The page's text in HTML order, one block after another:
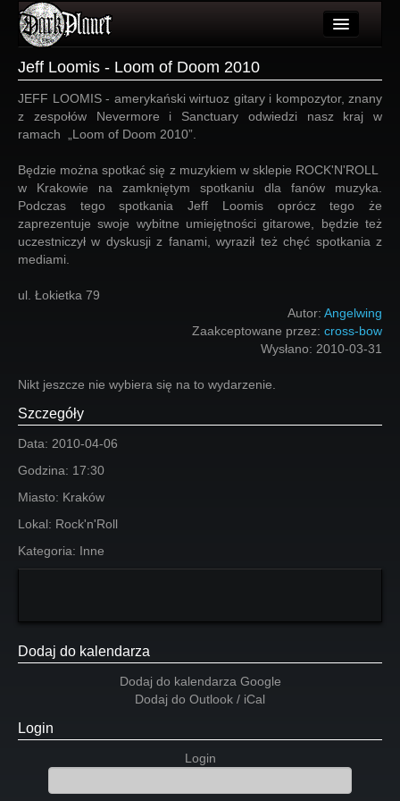
Wydarzenia
Forum
Więcej
Login
Jeff Loomis - Loom of Doom 2010
JEFF LOOMIS - amerykański wirtuoz gitary i kompozytor, znany
z zespołów Nevermore i Sanctuary odwiedzi nasz kraj w
ramach „Loom of Doom 2010”.
Będzie można spotkać się z muzykiem w sklepie ROCK'N'ROLL
w Krakowie na zamkniętym spotkaniu dla fanów muzyka.
Podczas tego spotkania Jeff Loomis oprócz tego że
zaprezentuje swoje wybitne umiejętności gitarowe, będzie też
uczestniczył w dyskusji z fanami, wyraził też chęć spotkania z
mediami.
ul. Łokietka 79
Autor: Angelwing
Zaakceptowane przez: cross-bow
Wysłano: 2010-03-31
Nikt jeszcze nie wybiera się na to wydarzenie.
Szczegóły
Data: 2010-04-06
Godzina: 17:30
Miasto: Kraków
Lokal: Rock'n'Roll
Kategoria: Inne
Dodaj do kalendarza
Dodaj do kalendarza Google
Dodaj do Outlook / iCal
Login
Login